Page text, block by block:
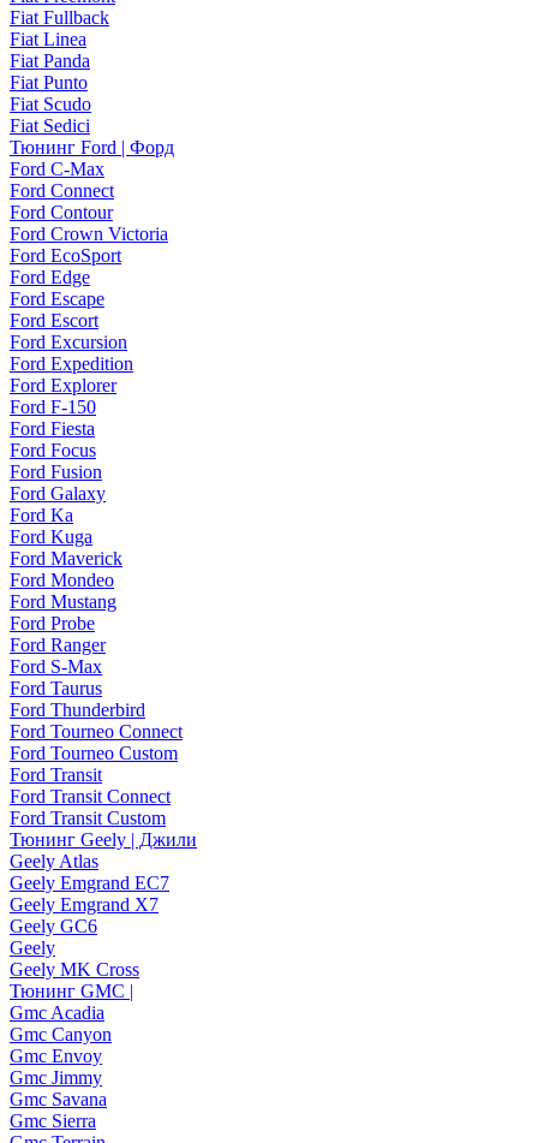
Fiat Fullback
Fiat Linea
Fiat Panda
Fiat Punto
Fiat Scudo
Fiat Sedici
Тюнинг Ford | Форд
Ford C-Max
Ford Connect
Ford Contour
Ford Crown Victoria
Ford EcoSport
Ford Edge
Ford Escape
Ford Escort
Ford Excursion
Ford Expedition
Ford Explorer
Ford F-150
Ford Fiesta
Ford Focus
Ford Fusion
Ford Galaxy
Ford Ka
Ford Kuga
Ford Maverick
Ford Mondeo
Ford Mustang
Ford Probe
Ford Ranger
Ford S-Max
Ford Taurus
Ford Thunderbird
Ford Tourneo Connect
Ford Tourneo Custom
Ford Transit
Ford Transit Connect
Ford Transit Custom
Тюнинг Geely | Джили
Geely Atlas
Geely Emgrand EC7
Geely Emgrand X7
Geely GC6
Geely
Geely MK Cross
Тюнинг GMC |
Gmc Acadia
Gmc Canyon
Gmc Envoy
Gmc Jimmy
Gmc Savana
Gmc Sierra